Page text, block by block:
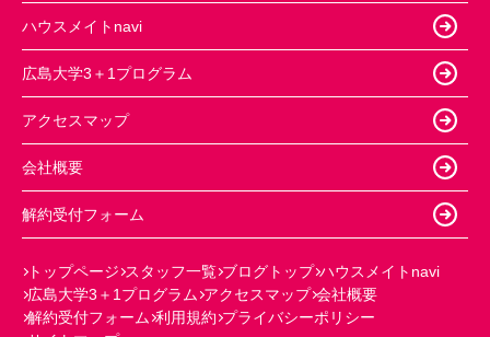
ハウスメイトnavi
広島大学3＋1プログラム
アクセスマップ
会社概要
解約受付フォーム
トップページ スタッフ一覧 ブログトップ ハウスメイトnavi
広島大学3＋1プログラム アクセスマップ 会社概要
解約受付フォーム 利用規約 プライバシーポリシー